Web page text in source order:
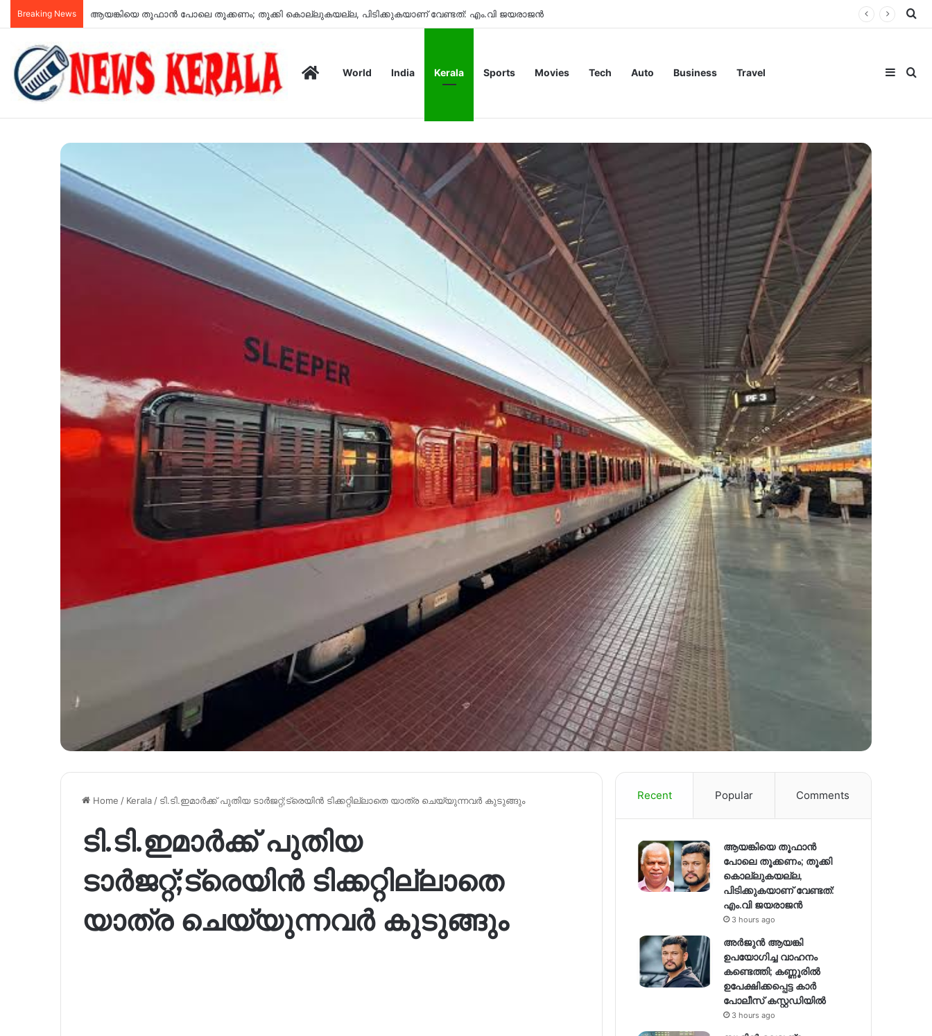
Breaking News അർജുൻ ആയങ്കി ഉപയോഗിച്ച വാഹനം കണ്ടെത്തി; കണ്ണൂരിൽ ഉപേക്ഷിക്കപ്പെട്ട കാർ പോലീസ് കസ്റ്റഡിയിൽ
HomeWorld India Kerala Sports Movies Tech Auto Business Travel
Home / Kerala / ടി.ടി.ഇമാർക്ക് പുതിയ ടാർജറ്റ്;ട്രെയിൻ ടിക്കറ്റില്ലാതെ യാത്ര ചെയ്യുന്നവർ കുടുങ്ങും
ടി.ടി.ഇമാർക്ക് പുതിയ
ടാർജറ്റ്;ട്രെയിൻ ടിക്കറ്റില്ലാതെ
യാത്ര ചെയ്യുന്നവർ കുടുങ്ങും
Recent Popular Comments
ആയങ്കിയെ തൂഫാൻ
പോലെ തൂക്കണം; തൂക്കി
കൊല്ലുകയല്ല,
പിടിക്കുകയാണ് വേണ്ടത്:
എം.വി ജയരാജൻ
3 hours ago
അർജുൻ ആയങ്കി
ഉപയോഗിച്ച വാഹനം
കണ്ടെത്തി; കണ്ണൂരിൽ
ഉപേക്ഷിക്കപ്പെട്ട കാർ
പോലീസ് കസ്റ്റഡിയിൽ
3 hours ago